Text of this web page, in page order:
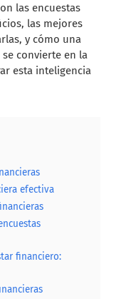
las encuestas
las mejores
y cómo una
convierte en la
esta inteligencia
efectiva
financiero: